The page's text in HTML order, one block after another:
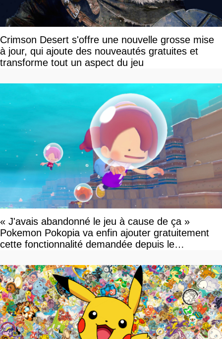
Crimson Desert s'offre une nouvelle grosse mise
à jour, qui ajoute des nouveautés gratuites et
transforme tout un aspect du jeu
« J'avais abandonné le jeu à cause de ça »
Pokemon Pokopia va enfin ajouter gratuitement
cette fonctionnalité demandée depuis le